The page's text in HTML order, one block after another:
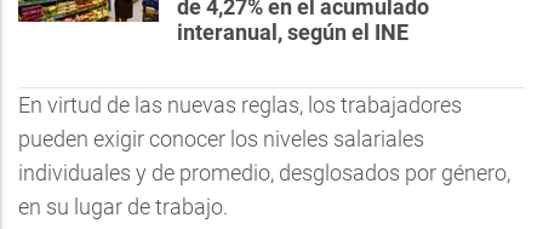
de 4,27% en el acumulado
interanual, según el INE
En virtud de las nuevas reglas, los trabajadores
pueden exigir conocer los niveles salariales
individuales y de promedio, desglosados por género,
en su lugar de trabajo.